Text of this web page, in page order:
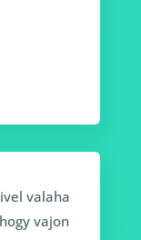
valaha
vajon